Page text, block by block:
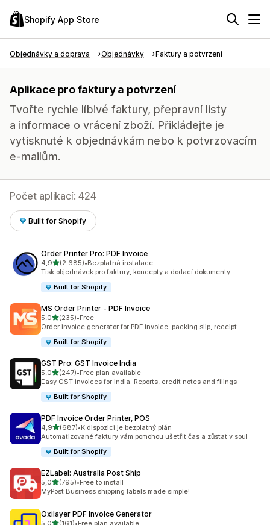
Shopify App Store
Objednávky a doprava Objednávky Faktury a potvrzení
Aplikace pro faktury a potvrzení
Tvořte rychle líbivé faktury, přepravní listy
a informace o vrácení zboží. Přikládejte je
vytisknuté k objednávkám nebo k potvrzovacím
e-mailům.
Počet aplikací: 424
Built for Shopify
Order Printer Pro: PDF Invoice
4,9z 5 hvězd
(2 685)
Celkový počet recenzí: 2685
•Bezplatná instalace
Tisk objednávek pro faktury, koncepty a dodací dokumenty
Built for Shopify
MS Order Printer ‑ PDF Invoice
5,0z 5 hvězd
(235)
Celkový počet recenzí: 235
•Free
Order invoice generator for PDF invoice, packing slip, receipt
Built for Shopify
GST Pro: GST Invoice India
5,0z 5 hvězd
(247)
Celkový počet recenzí: 247
•Free plan available
Easy GST invoices for India. Reports, credit notes and filings
Built for Shopify
PDF Invoice Order Printer, POS
4,9z 5 hvězd
(687)
Celkový počet recenzí: 687
•K dispozici je bezplatný plán
Automatizované faktury vám pomohou ušetřit čas a zůstat v soul
Built for Shopify
EZLabel: Australia Post Ship
5,0z 5 hvězd
(795)
Celkový počet recenzí: 795
•Free to install
MyPost Business shipping labels made simple!
Oxilayer PDF Invoice Generator
5,0z 5 hvězd
(161)•Free plan available